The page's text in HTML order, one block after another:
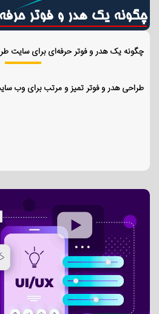
چگونه یک هدر و فوتر حرفه‌ای برای سایت
طراحی هدر و فوتر تمیز و مرتب برای وب